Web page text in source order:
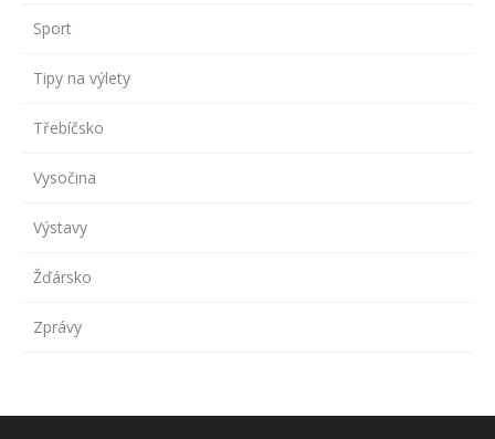
Sport
Tipy na výlety
Třebíčsko
Vysočina
Výstavy
Žďársko
Zprávy